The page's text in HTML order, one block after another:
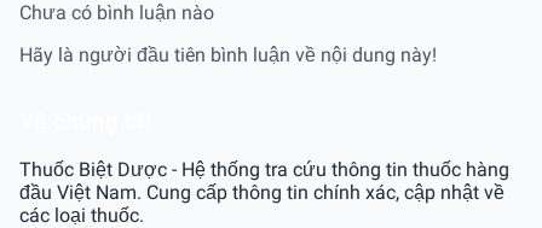
Chưa có bình luận nào
Hãy là người đầu tiên bình luận về nội dung này!
Thuốc Biệt Dược - Hệ thống tra cứu thông tin thuốc hàng
đầu Việt Nam. Cung cấp thông tin chính xác, cập nhật về
các loại thuốc.